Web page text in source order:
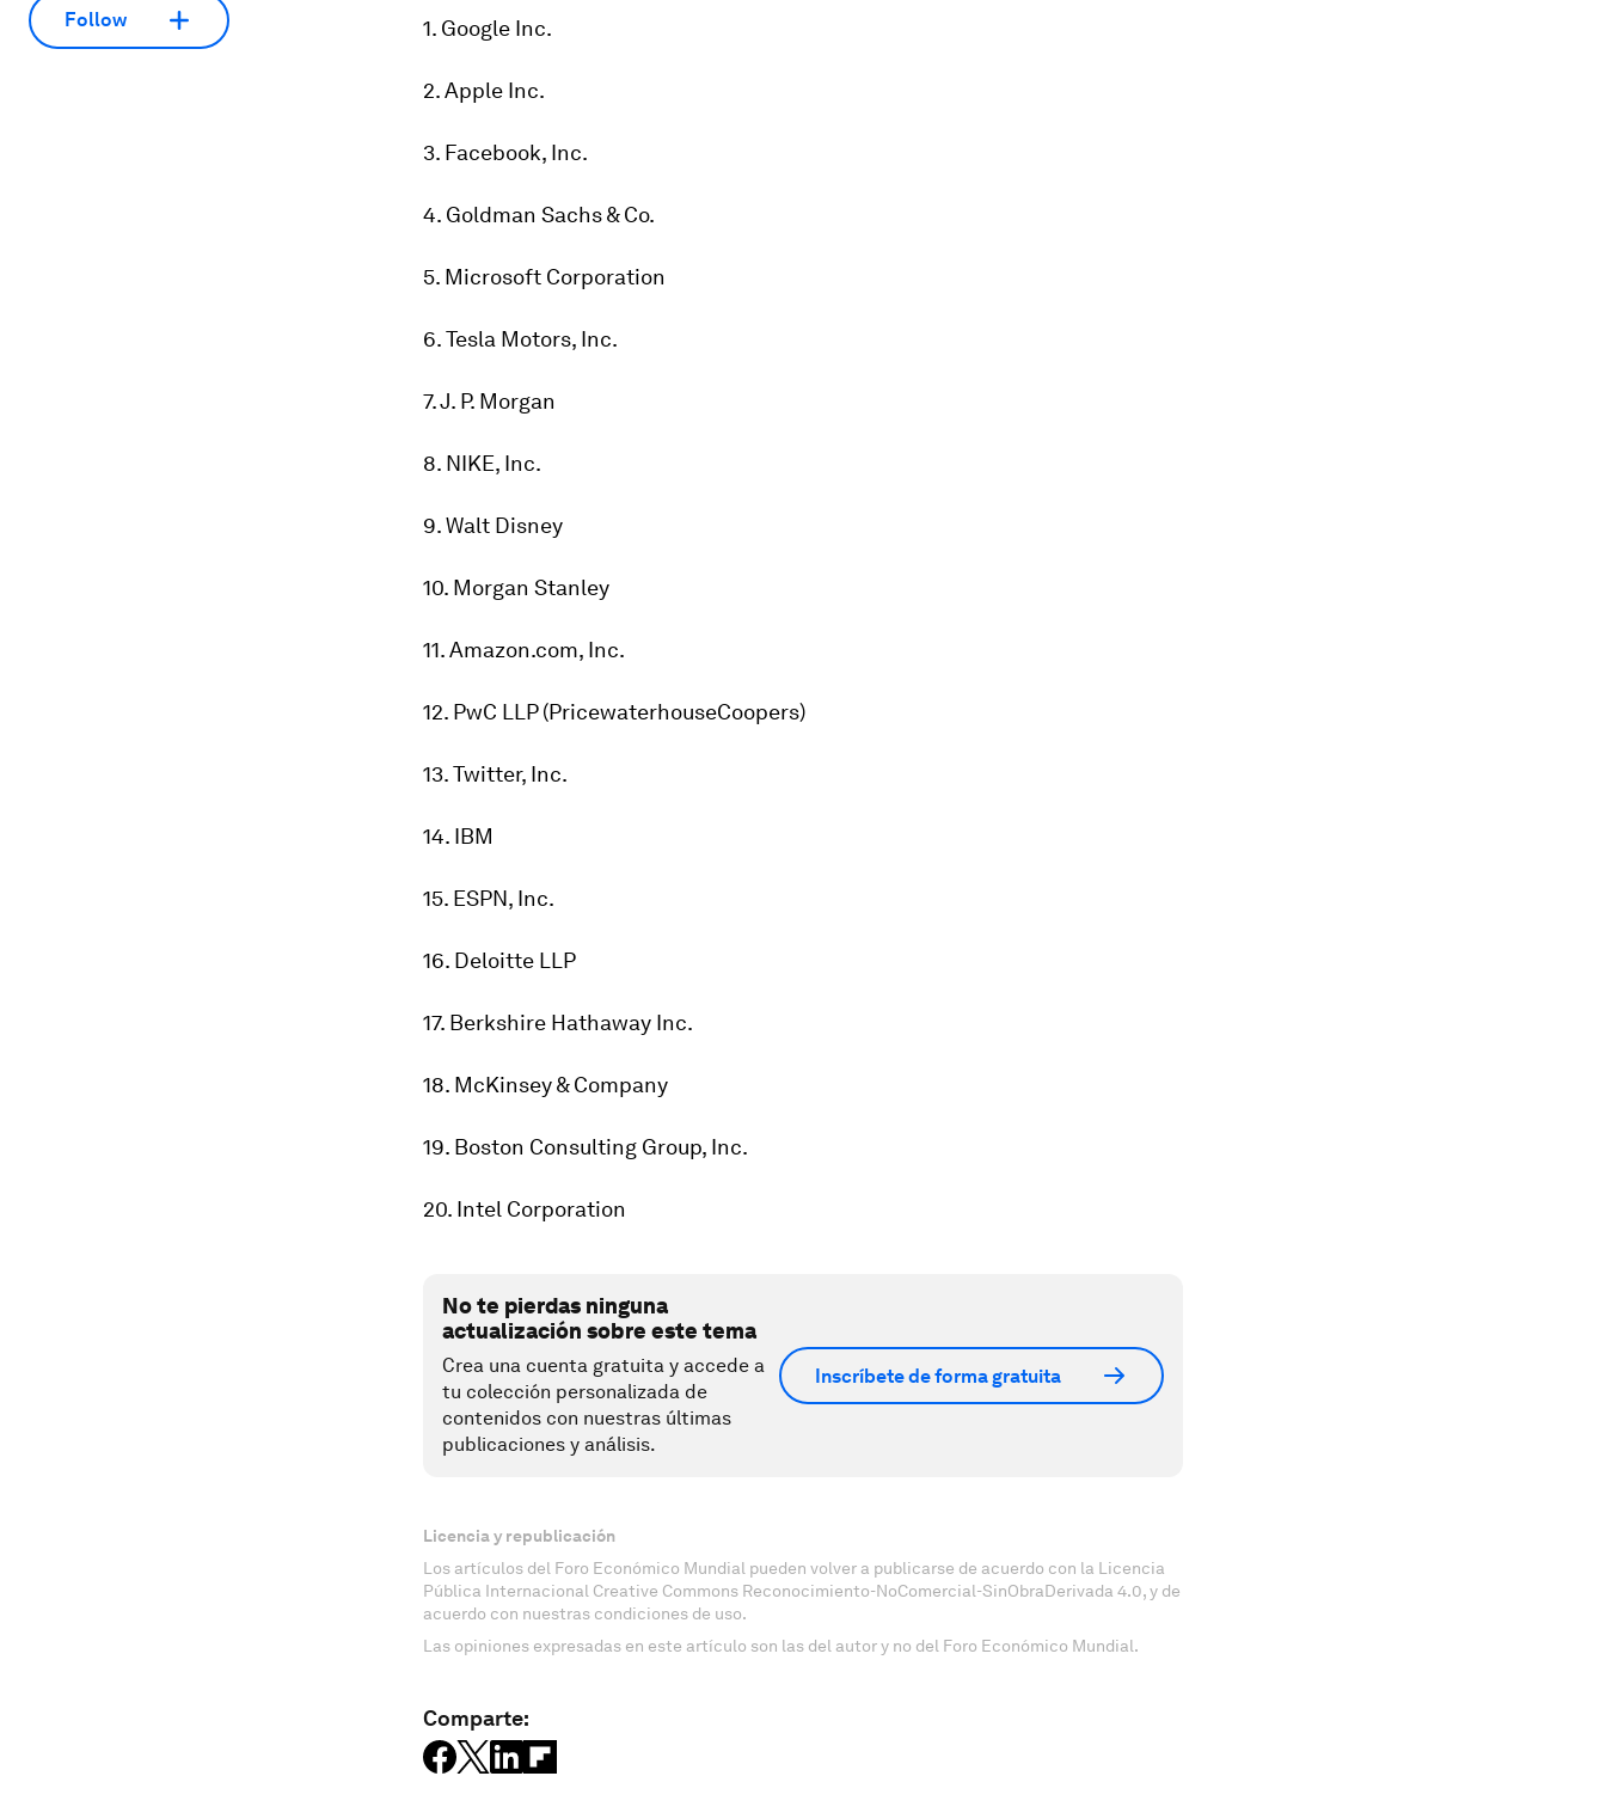
Follow 1. Google Inc.
2. Apple Inc.
3. Facebook, Inc.
4. Goldman Sachs & Co.
5. Microsoft Corporation
6. Tesla Motors, Inc.
7. J. P. Morgan
8. NIKE, Inc.
9. Walt Disney
10. Morgan Stanley
11. Amazon.com, Inc.
12. PwC LLP (PricewaterhouseCoopers)
13. Twitter, Inc.
14. IBM
15. ESPN, Inc.
16. Deloitte LLP
17. Berkshire Hathaway Inc.
18. McKinsey & Company
19. Boston Consulting Group, Inc.
20. Intel Corporation
No te pierdas ninguna
actualización sobre este tema
Crea una cuenta gratuita y accede a
tu colección personalizada de
contenidos con nuestras últimas
publicaciones y análisis.
Inscríbete de forma gratuita
Licencia y republicación
Los artículos del Foro Económico Mundial pueden volver a publicarse de acuerdo con la Licencia
Pública Internacional Creative Commons Reconocimiento-NoComercial-SinObraDerivada 4.0, y de
acuerdo con nuestras condiciones de uso.
Las opiniones expresadas en este artículo son las del autor y no del Foro Económico Mundial.
Comparte: